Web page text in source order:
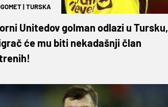
|TURSKA
Unitedov golman odlazi u Tursku,
će mu biti nekadašnji član